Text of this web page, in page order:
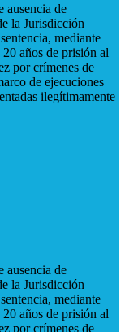
ausencia de
la Jurisdicción
mediante
años de prisión al
por crímenes de
de ejecuciones
ilegítimamente
ausencia de
la Jurisdicción
mediante
años de prisión al
por crímenes de